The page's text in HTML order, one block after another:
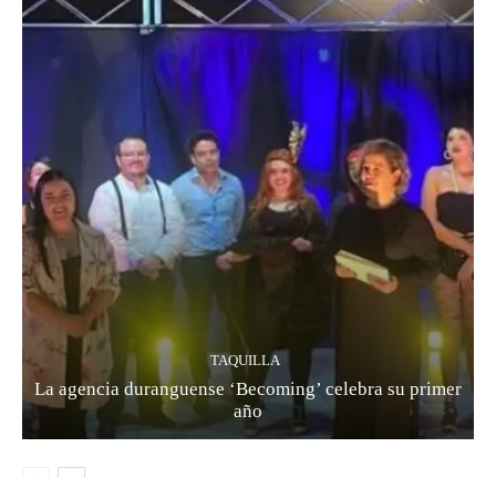
TAQUILLA
La agencia duranguense ‘Becoming’ celebra su primer
año